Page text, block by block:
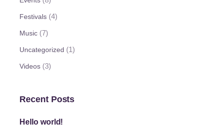
Festivals (4)
Music (7)
Uncategorized (1)
Videos (3)
Recent Posts
Hello world!